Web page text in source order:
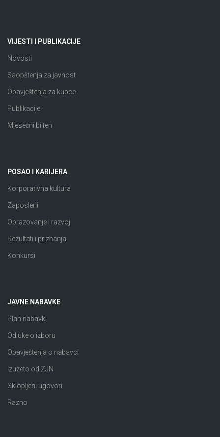
VIJESTI I PUBLIKACIJE
Novosti
Saopštenja za javnost
Obavještenja za kupce
Publikacije
Mjesečni bilten
POSAO I KARIJERA
Korporativna kultura
Zaposleni
Obrazovanje i razvoj
Rezultati i priznanja
Konkursi
JAVNE NABAVKE
Plan nabavki
Odluke o izboru
Obavještenja o nabavci
Izuzeto od ZJN
Sklopljeni ugovori
Razno